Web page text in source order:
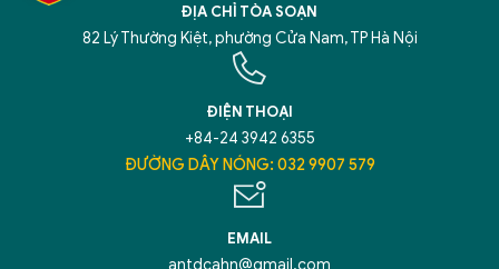
ĐỊA CHỈ TÒA SOẠN
82 Lý Thường Kiệt, phường Cửa Nam, TP Hà Nội
ĐIỆN THOẠI
+84-24 3942 6355
ĐƯỜNG DÂY NÓNG: 032 9907 579
EMAIL
antdcahn@gmail.com